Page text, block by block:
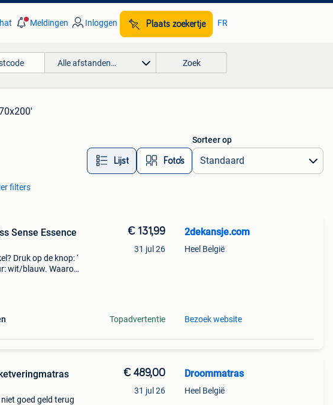
Meldingen Inloggen Plaats zoekertje FR
Alle afstanden… Zoek
Lijst Foto’s
Sorteer op
filters
Sense Essence
Druk op de knop: ‘
wit/blauw. Waarom
€ 131,99
31 jul 26
Topadvertentie
2dekansje.com
Heel België
Bezoek website
goed geld terug
€ 489,00
31 jul 26
Droommatras
Heel België